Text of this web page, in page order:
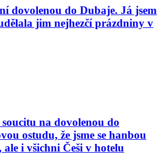
dovolenou do Dubaje. Já jsem
jim nejhezčí prázdniny v
na dovolenou do
ostudu, že jsme se hanbou
i všichni Češi v hotelu